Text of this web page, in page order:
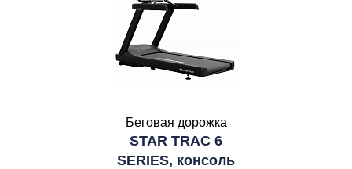
Беговая дорожка
STAR TRAC 6
SERIES, консоль